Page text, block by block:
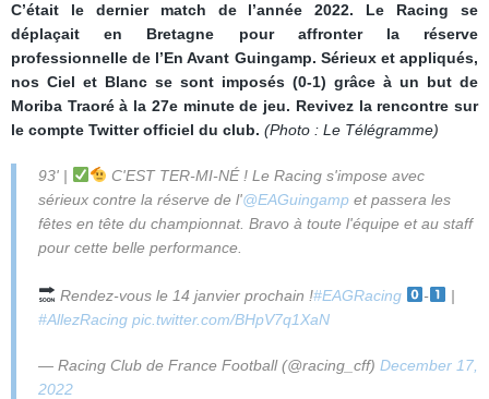
C’était le dernier match de l’année 2022. Le Racing se
déplaçait en Bretagne pour affronter la réserve
professionnelle de l’En Avant Guingamp. Sérieux et appliqués,
nos Ciel et Blanc se sont imposés (0-1) grâce à un but de
Moriba Traoré à la 27e minute de jeu. Revivez la rencontre sur
le compte Twitter officiel du club. (Photo : Le Télégramme)
93' |
C'EST TER-MI-NÉ ! Le Racing s'impose avec
sérieux contre la réserve de l'@EAGuingamp et passera les
fêtes en tête du championnat. Bravo à toute l'équipe et au staff
pour cette belle performance.
Rendez-vous le 14 janvier prochain !#EAGRacing -
|
#AllezRacing pic.twitter.com/BHpV7q1XaN
— Racing Club de France Football (@racing_cff) December 17,
2022